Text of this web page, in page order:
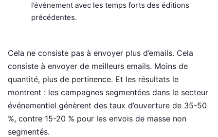
l’événement avec les temps forts des éditions
précédentes.
Cela ne consiste pas à envoyer plus d’emails. Cela
consiste à envoyer de meilleurs emails. Moins de
quantité, plus de pertinence. Et les résultats le
montrent : les campagnes segmentées dans le secteur
événementiel génèrent des taux d’ouverture de 35-50
%, contre 15-20 % pour les envois de masse non
segmentés.